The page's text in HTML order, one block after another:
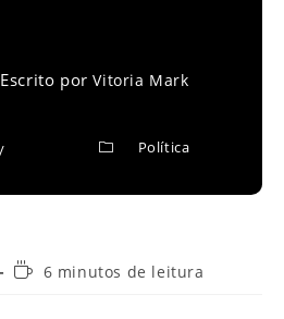
Escrito porVitoria Mark
Política
Tempo6 minutos de leitura